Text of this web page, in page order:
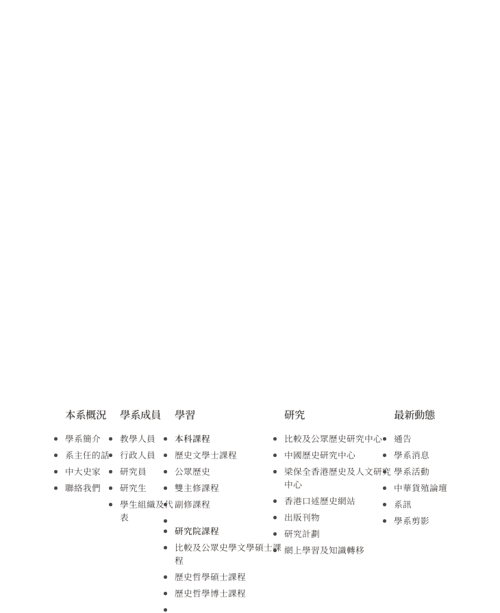
本系概況
學系簡介
系主任的話
中大史家
聯絡我們
學系成員
教學人員
行政人員
研究員
研究生
學生組織及代
表
學習
本科課程
歷史文學士課程
公眾歷史
雙主修課程
副修課程
研究院課程
比較及公眾史學文學碩士課
程
歷史哲學碩士課程
歷史哲學博士課程
研究
比較及公眾歷史研究中心
中國歷史研究中心
梁保全香港歷史及人文研究
中心
香港口述歷史網站
出版刊物
研究計劃
網上學習及知識轉移
最新動態
通告
學系消息
學系活動
中華貨殖論壇
系訊
學系剪影